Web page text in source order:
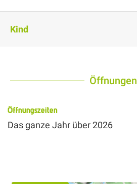
Kind
Öffnungen
Öffnungszeiten
Das ganze Jahr über 2026